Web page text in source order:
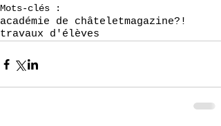
Mots-clés :
académie de châteletmagazine?!
travaux d'élèves